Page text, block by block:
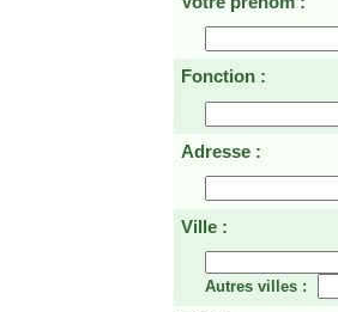
Fonction :
Adresse :
Ville :
Autres villes :